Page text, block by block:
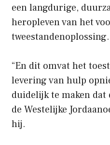
een langdurige,
heropleven van het
tweestandenoplossing.
“En dit omvat het
levering van hulp
duidelijk te maken dat
de Westelijke
hij.